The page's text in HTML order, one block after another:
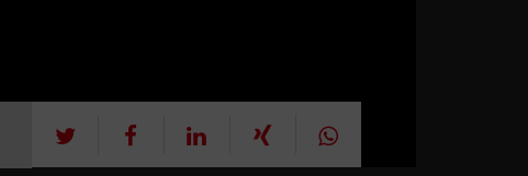
tweet mitteilen